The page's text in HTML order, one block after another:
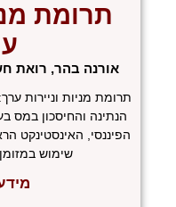
תרומת
אורנה בהר, רואת
תרומת מניות וניירות
הנתינה והחיסכון במס
הפיננסי, האינסטינקט
שימוש